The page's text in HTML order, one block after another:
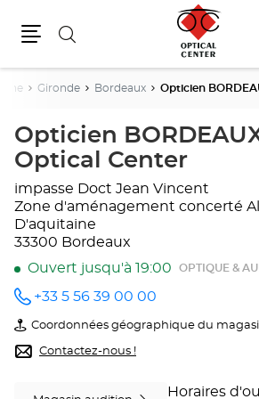
Rechercher
Gironde Bordeaux Opticien
Opticien
Optical Center
impasse Doct Jean Vincent
Zone d'aménagement concerté
D'aquitaine
33300 Bordeaux
Ouvert jusqu'à 19:00
OPTIQUE &
Appeler
le point
de vente
Opticien
BORDEAUX
+33 5 56 39 00 00
Coordonnées géographique du
du
point
de
Contactez-nous !
Horaires